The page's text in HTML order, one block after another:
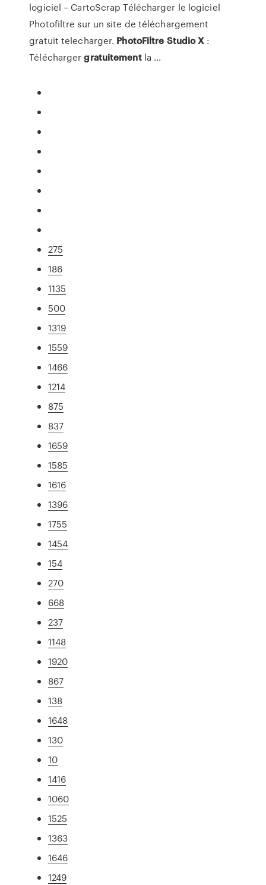
logiciel – CartoScrap Télécharger le logiciel
Photofiltre sur un site de téléchargement
gratuit telecharger. PhotoFiltre StudioX:
Téléchargergratuitementla ...
275
186
1135
500
1319
1559
1466
1214
875
837
1659
1585
1616
1396
1755
1454
154
270
668
237
1148
1920
867
138
1648
130
10
1416
1060
1525
1363
1646
1249